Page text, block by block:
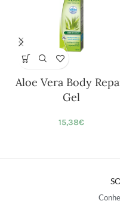
Aloe Vera Body
Gel
15,38€